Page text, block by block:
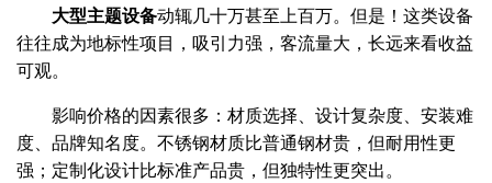
大型主题设备动辄几十万甚至上百万。但是！这类设备
往往成为地标性项目，吸引力强，客流量大，长远来看收益
可观。
影响价格的因素很多：材质选择、设计复杂度、安装难
度、品牌知名度。不锈钢材质比普通钢材贵，但耐用性更
强；定制化设计比标准产品贵，但独特性更突出。